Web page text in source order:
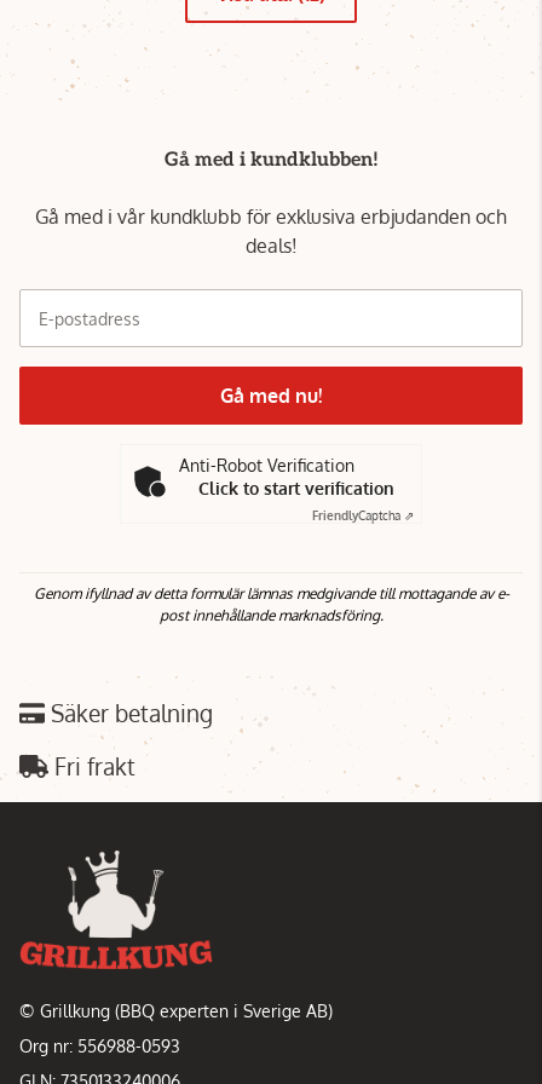
Gå med i kundklubben!
Gå med i vår kundklubb för exklusiva erbjudanden och
deals!
E-postadress
Gå med nu!
Anti-Robot Verification
Click to start verification
FriendlyCaptcha ⇗
Genom ifyllnad av detta formulär lämnas medgivande till mottagande av e-
post innehållande marknadsföring.
Säker betalning
Fri frakt
© Grillkung (BBQ experten i Sverige AB)
Org nr: 556988-0593